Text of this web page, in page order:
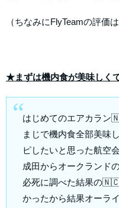
（ちなみにFlyTeamの評価
★まずは機内食が美味しく
はじめてのエアカラ
まじで機内食全部美味
ピしたいと思った航空
成田からオークランド
必死に調べた結果の
かったから結果オーラ